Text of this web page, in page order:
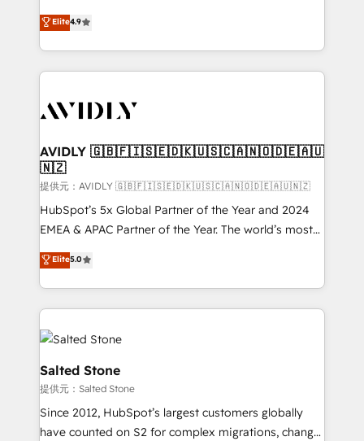
AI, & maximize AEO with tailored AI services. 🧩
Integrations: Extend HubSpot with custom
North America. Avec plus de 115 experts en
marketing automation, Growth, Revops, CRM et
webdesign. Markentive is both a consulting firm, a
digital agency and an integrator. With over 115
CRM and webdesign (We focus on EMEA - USA
Elite4.9
AVIDLY 🇬🇧🇫🇮🇸🇪🇩🇰🇺🇸🇨🇦🇳🇴🇩🇪🇦🇺
🇳🇿
提供元：AVIDLY 🇬🇧🇫🇮🇸🇪🇩🇰🇺🇸🇨🇦🇳🇴🇩🇪🇦🇺🇳🇿
HubSpot’s 5x Global Partner of the Year and 2024
EMEA & APAC Partner of the Year. The world’s most
experienced and fully accredited HubSpot Solutions
Partner. 🚀 With 2,750+ HubSpot projects delivered
and 370+ specialists across EMEA, APAC and NAM,
we de-risk complex CRM programmes and
accelerate ROI across every HubSpot Hub. 🧭 From
multi-region migrations to AI-powered automation,
we turn complexity into clarity, human at global
scale. 🏆 HubSpot’s CEO called us “the partner of the
future.” Others agree it is proof of trust built through
measurable impact.
Elite5.0
Salted Stone
提供元：Salted Stone
Since 2012, HubSpot’s largest customers globally
have counted on S2 for complex migrations, change